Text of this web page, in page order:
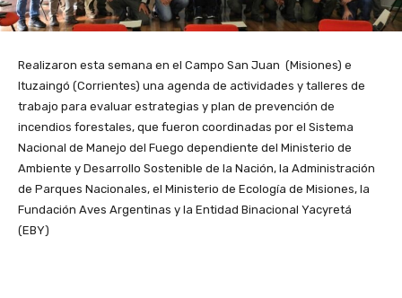
Realizaron esta semana en el Campo San Juan (Misiones) e
Ituzaingó (Corrientes) una agenda de actividades y talleres de
trabajo para evaluar estrategias y plan de prevención de
incendios forestales, que fueron coordinadas por el Sistema
Nacional de Manejo del Fuego dependiente del Ministerio de
Ambiente y Desarrollo Sostenible de la Nación, la Administración
de Parques Nacionales, el Ministerio de Ecología de Misiones, la
Fundación Aves Argentinas y la Entidad Binacional Yacyretá
(EBY)